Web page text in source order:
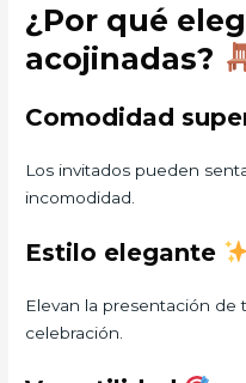
¿Por qué
acojinadas?
Comodidad
Los invitados pueden
incomodidad.
Estilo elegante
Elevan la presentación
celebración.